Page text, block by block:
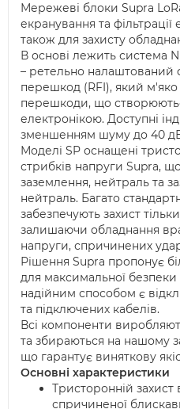
Мережеві блоки Supra
екранування та
також для захисту
В основі лежить система
– ретельно налаштований
перешкод (RFI), який м'яко
перешкоди, що
електронікою. Доступні
зменшенням шуму до 40
Моделі SP оснащені
стрибків напруги Supra,
заземлення, нейтраль та
нейтраль. Багато
забезпечують захист
залишаючи обладнання
напруги, спричинених
Рішення Supra пропонує
для максимальної
надійним способом є
та підключених кабелів.
Всі компоненти
та збираються на нашому
що гарантує виняткову
Основні характеристики
Тристоронній захист
спричиненої